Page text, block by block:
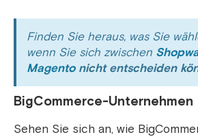
Finden Sie heraus, was Sie
wenn Sie sich zwischen
Magentonicht entscheiden
BigCommerce-Unternehmen
Sehen Sie sich an, wie